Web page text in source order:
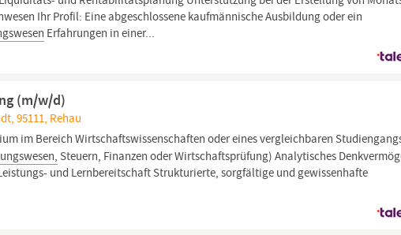
Ihr Profil: Eine abgeschlossene kaufmännische Ausbildung oder ein
Erfahrungen in einer...
(m/w/d)
95111, Rehau
im Bereich Wirtschaftswissenschaften oder eines vergleichbaren
Steuern, Finanzen oder Wirtschaftsprüfung) Analytisches
und Lernbereitschaft Strukturierte, sorgfältige und gewissenhafte